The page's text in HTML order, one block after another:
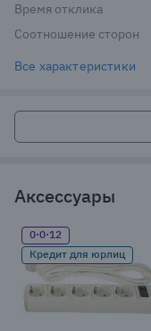
Время отклика
Соотношение сторон
Все характеристики
Аксессуары
0·0·12
Кредит для юрлиц